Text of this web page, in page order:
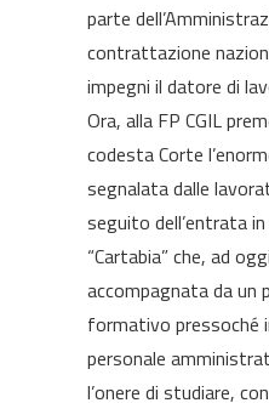
parte
contrattazione
impegni il datore di
Ora, alla FP CGIL
codesta Corte
segnalata dalle
seguito dell’entrata
“Cartabia” che, ad
accompagnata da un
formativo pressoché
personale
l’onere di studiare,